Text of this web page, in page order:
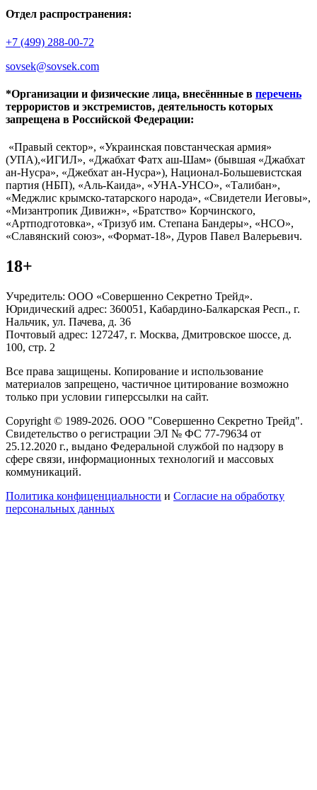
Отдел распространения:
+7 (499) 288-00-72
sovsek@sovsek.com
*Организации и физические лица, внесённные в перечень
террористов и экстремистов, деятельность которых
запрещена в Российской Федерации:
«Правый сектор», «Украинская повстанческая армия»
(УПА),«ИГИЛ», «Джабхат Фатх аш-Шам» (бывшая «Джабхат
ан-Нусра», «Джебхат ан-Нусра»), Национал-Большевистская
партия (НБП), «Аль-Каида», «УНА-УНСО», «Талибан»,
«Меджлис крымско-татарского народа», «Свидетели Иеговы»,
«Мизантропик Дивижн», «Братство» Корчинского,
«Артподготовка», «Тризуб им. Степана Бандеры», «НСО»,
«Славянский союз», «Формат-18», Дуров Павел Валерьевич.
18+
Учредитель: ООО «Совершенно Секретно Трейд».
Юридический адрес: 360051, Кабардино-Балкарская Респ., г.
Нальчик, ул. Пачева, д. 36
Почтовый адрес: 127247, г. Москва, Дмитровское шоссе, д.
100, стр. 2
Все права защищены. Копирование и использование
материалов запрещено, частичное цитирование возможно
только при условии гиперссылки на сайт.
Copyright © 1989-2026. ООО "Совершенно Секретно Трейд".
Свидетельство о регистрации ЭЛ № ФС 77-79634 от
25.12.2020 г., выдано Федеральной службой по надзору в
сфере связи, информационных технологий и массовых
коммуникаций.
Политика конфиценциальности и Согласие на обработку
персональных данных